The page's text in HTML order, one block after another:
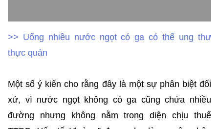
>> Uống nhiều nước ngọt có ga có thể ung thư
thực quản
Một số ý kiến cho rằng đây là một sự phân biệt đối
xử, vì nước ngọt không có ga cũng chứa nhiều
đường nhưng không nằm trong diện chịu thuế